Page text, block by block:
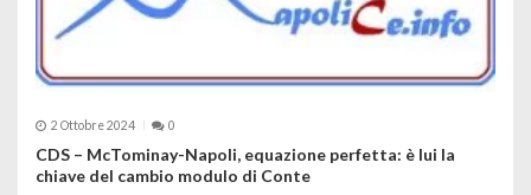
2 Ottobre 2024 0
CDS – McTominay-Napoli, equazione perfetta: è lui la
chiave del cambio modulo di Conte